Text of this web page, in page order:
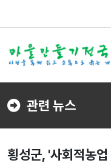
관련 뉴스
횡성군, '사회적농